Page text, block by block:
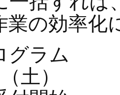
業の効率化
グラム
土）